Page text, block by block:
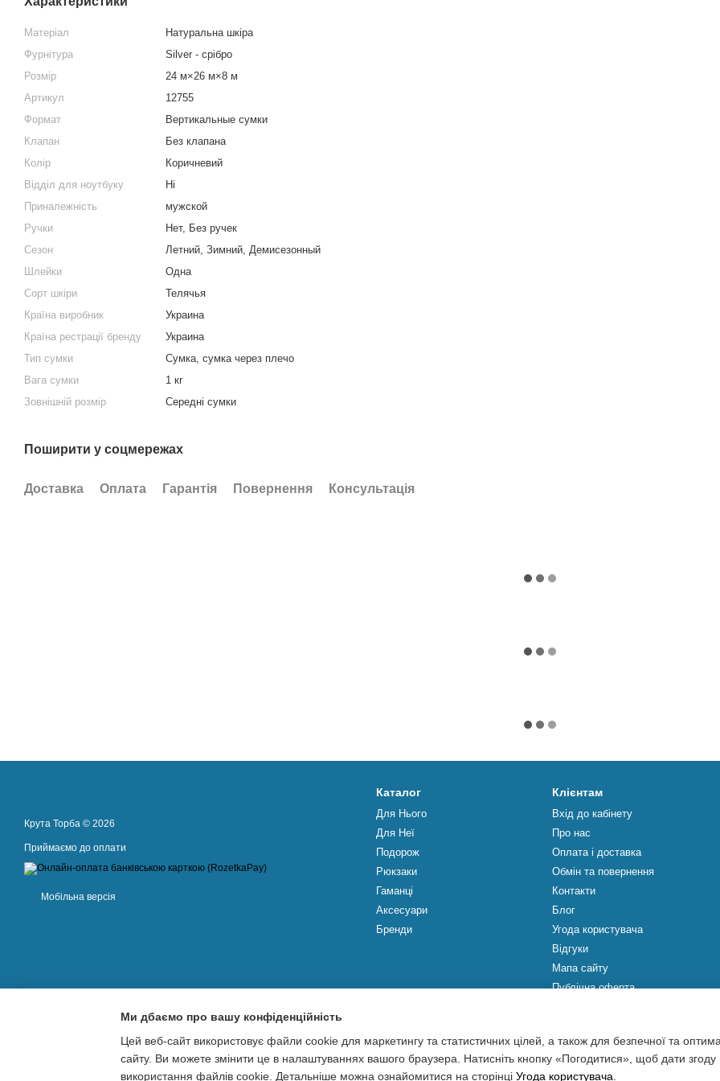
Матеріал
Натуральна шкіра
Фурнітура
Silver - срібро
Розмір
24 м×26 м×8 м
Артикул
12755
Формат
Вертикальные сумки
Клапан
Без клапана
Колір
Коричневий
Відділ для ноутбуку
Ні
Приналежність
мужской
Ручки
Нет, Без ручек
Сезон
Летний, Зимний, Демисезонный
Шлейки
Одна
Сорт шкіри
Телячья
Країна виробник
Украина
Країна рестрації бренду
Украина
Тип сумки
Сумка, сумка через плечо
Вага сумки
1 кг
Зовнішній розмір
Середні сумки
Поширити у соцмережах
Доставка Оплата Гарантія Повернення Консультація
Крута Торба © 2026
Приймаємо до оплати
Мобільна версія
Каталог
Для Нього
Для Неї
Подорож
Рюкзаки
Гаманці
Аксесуари
Бренди
Клієнтам
Вхід до кабінету
Про нас
Оплата і доставка
Обмін та повернення
Контакти
Блог
Угода користувача
Відгуки
Мапа сайту
Публічна оферта
Ми дбаємо про вашу конфіденційність
Цей веб-сайт використовує файли cookie для маркетингу та статистичних цілей, а також для безпечної та
сайту. Ви можете змінити це в налаштуваннях вашого браузера. Натисніть кнопку «Погодитися», щоб дати згоду
використання файлів cookie. Детальніше можна ознайомитися на сторінці Угода користувача